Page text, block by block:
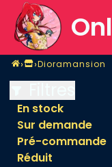
Home
›Magasin
›Dioramansion
Dioramansion
En stock
Sur demande
Pré-commande
Réduit